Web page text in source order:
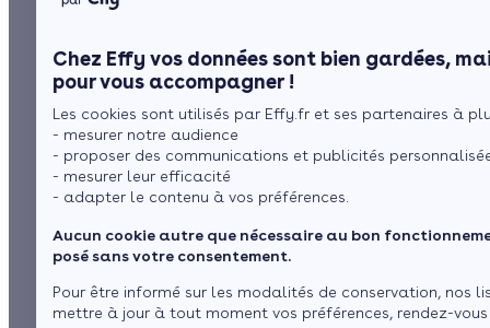
Chez Effy vos données sont bien gardées,
pour vous accompagner !
Les cookies sont utilisés par Effy.fr et ses partenaires à
- mesurer notre audience
- proposer des communications et publicités
- mesurer leur efficacité
- adapter le contenu à vos préférences.
Aucun cookie autre que nécessaire au bon
posé sans votre consentement.
Pour être informé sur les modalités de conservation, nos
mettre à jour à tout moment vos préférences, rendez-
Ma Prime Rénov'
Le chèque énergie
La TVA réduite
L'éco-prêt à taux zéro
Trouver mes aides
Sol
Fenêtres
Acermi : La
certification pour
l'isolation thermique
Sommaire
A propos de l’isolation thermique et des isolants